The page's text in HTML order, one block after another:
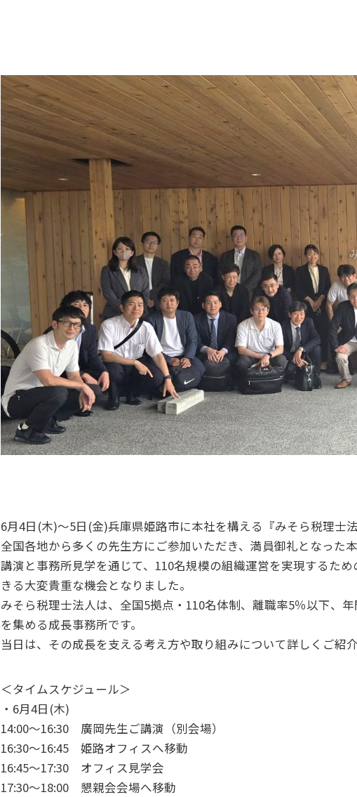
6月4日(木)～5日(金)兵庫県姫路市に本社を構える『みそら税理士
全国各地から多くの先生方にご参加いただき、満員御礼となった本
講演と事務所見学を通じて、110名規模の組織運営を実現するた
きる大変貴重な機会となりました。
みそら税理士法人は、全国5拠点・110名体制、離職率5％以下、
を集める成長事務所です。
当日は、その成長を支える考え方や取り組みについて詳しくご紹
＜タイムスケジュール＞
・6月4日(木)
14:00～16:30 廣岡先生ご講演（別会場）
16:30～16:45 姫路オフィスへ移動
16:45～17:30 オフィス見学会
17:30～18:00 懇親会会場へ移動